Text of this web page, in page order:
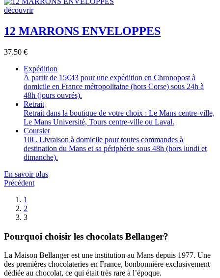
découvrir
12 MARRONS ENVELOPPES
37.50 €
Expédition
À partir de 15€43 pour une expédition en Chronopost à
domicile en France métropolitaine (hors Corse) sous 24h à
48h (jours ouvrés).
Retrait
Retrait dans la boutique de votre choix : Le Mans centre-ville,
Le Mans Université, Tours centre-ville ou Laval.
Coursier
10€. Livraison à domicile pour toutes commandes à
destination du Mans et sa périphérie sous 48h (hors lundi et
dimanche).
En savoir plus
Précédent
1
2
3
Pourquoi choisir les chocolats Bellanger?
La Maison Bellanger est une institution au Mans depuis 1977. Une
des premières chocolateries en France, bonbonnière exclusivement
dédiée au chocolat, ce qui était très rare à l’époque.